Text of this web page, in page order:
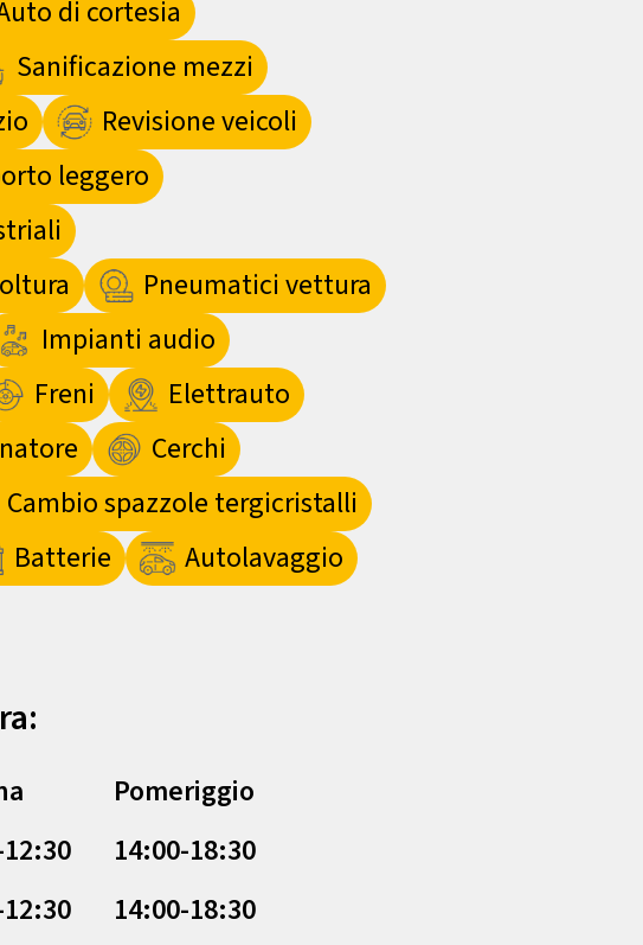
di cortesia
Sanificazione mezzi
Revisione veicoli
leggero
Pneumatici vettura
Impianti audio
Freni
Elettrauto
Cerchi
Cambio spazzole tergicristalli
Batterie
Autolavaggio
Pomeriggio
14:00-18:30
14:00-18:30